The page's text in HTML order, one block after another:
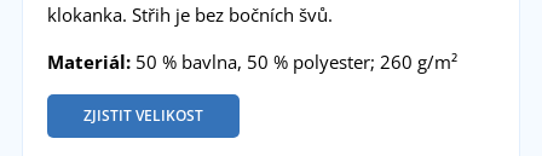
klokanka. Střih je bez bočních švů.
Materiál:50 % bavlna, 50 % polyester; 260 g/m²
ZJISTIT VELIKOST